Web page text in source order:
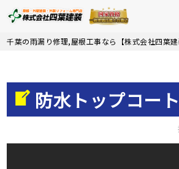
Skip
千葉の雨漏り修理,屋根工事なら【株式会社四葉建
防水トップコー